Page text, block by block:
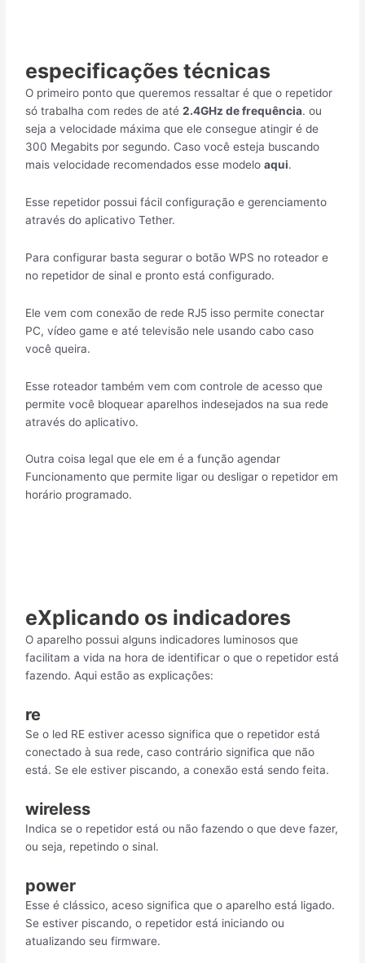
especificações técnicas
O primeiro ponto que queremos ressaltar é que o repetidor
só trabalha com redes de até2.4GHz de frequência. ou
seja a velocidade máxima que ele consegue atingir é de
300 Megabits por segundo. Caso você esteja buscando
mais velocidade recomendados esse modeloaqui.
Esse repetidor possui fácil configuração e gerenciamento
através do aplicativo Tether.
Para configurar basta segurar o botão WPS no roteador e
no repetidor de sinal e pronto está configurado.
Ele vem com conexão de rede RJ5 isso permite conectar
PC, vídeo game e até televisão nele usando cabo caso
você queira.
Esse roteador também vem com controle de acesso que
permite você bloquear aparelhos indesejados na sua rede
através do aplicativo.
Outra coisa legal que ele em é a função agendar
Funcionamento que permite ligar ou desligar o repetidor em
horário programado.
eXplicando os indicadores
O aparelho possui alguns indicadores luminosos que
facilitam a vida na hora de identificar o que o repetidor está
fazendo. Aqui estão as explicações:
re
Se o led RE estiver acesso significa que o repetidor está
conectado à sua rede, caso contrário significa que não
está. Se ele estiver piscando, a conexão está sendo feita.
wireless
Indica se o repetidor está ou não fazendo o que deve fazer,
ou seja, repetindo o sinal.
power
Esse é clássico, aceso significa que o aparelho está ligado.
Se estiver piscando, o repetidor está iniciando ou
atualizando seu firmware.